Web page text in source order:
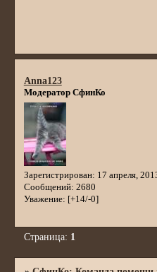
Anna123
Модератор СфинКо
Зарегистрирован: 17 апреля,
Сообщений: 2680
Уважение: [+14/-0]
Страница: 1